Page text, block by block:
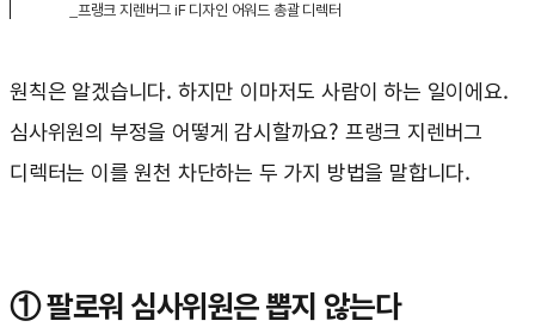
_프랭크 지렌버그 iF 디자인 어워드 총괄 디렉터
원칙은 알겠습니다. 하지만 이마저도 사람이 하는 일이에요.
심사위원의 부정을 어떻게 감시할까요? 프랭크 지렌버그
디렉터는 이를 원천 차단하는 두 가지 방법을 말합니다.
① 팔로워 심사위원은 뽑지 않는다